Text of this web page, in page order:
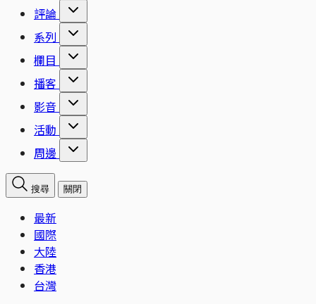
評論
系列
欄目
播客
影音
活動
周邊
搜尋 關閉
最新
國際
大陸
香港
台灣